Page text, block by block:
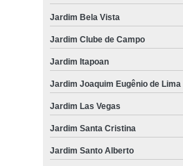
Jardim Bela Vista
Jardim Clube de Campo
Jardim Itapoan
Jardim Joaquim Eugênio de Lima
Jardim Las Vegas
Jardim Santa Cristina
Jardim Santo Alberto